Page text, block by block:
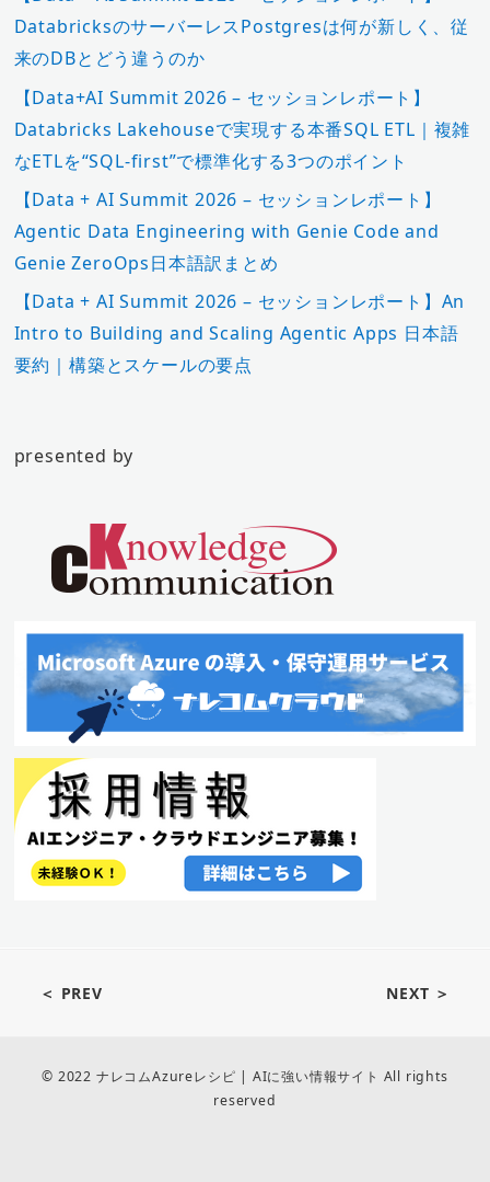
DatabricksのサーバーレスPostgresは何が新しく、従
来のDBとどう違うのか
【Data+AI Summit 2026 – セッションレポート】
Databricks Lakehouseで実現する本番SQL ETL｜複雑
なETLを“SQL-first”で標準化する3つのポイント
【Data + AI Summit 2026 – セッションレポート】
Agentic Data Engineering with Genie Code and
Genie ZeroOps日本語訳まとめ
【Data + AI Summit 2026 – セッションレポート】An
Intro to Building and Scaling Agentic Apps 日本語
要約｜構築とスケールの要点
presented by
＜ PREV NEXT ＞
© 2022 ナレコムAzureレシピ | AIに強い情報サイト All rights
reserved